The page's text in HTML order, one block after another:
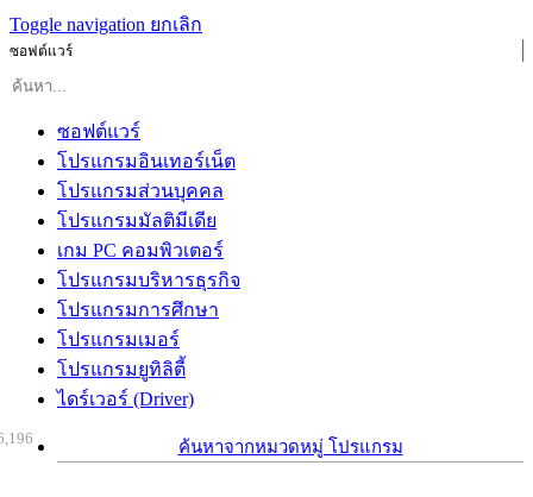
Toggle navigation ยกเลิก
ซอฟต์แวร์
ซอฟต์แวร์
โปรแกรมอินเทอร์เน็ต
โปรแกรมส่วนบุคคล
โปรแกรมมัลติมีเดีย
เกม PC คอมพิวเตอร์
โปรแกรมบริหารธุรกิจ
โปรแกรมการศึกษา
โปรแกรมเมอร์
โปรแกรมยูทิลิตี้
ไดร์เวอร์ (Driver)
ค้นหาจากหมวดหมู่ โปรแกรม